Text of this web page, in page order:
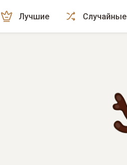
Лучшие Случайные